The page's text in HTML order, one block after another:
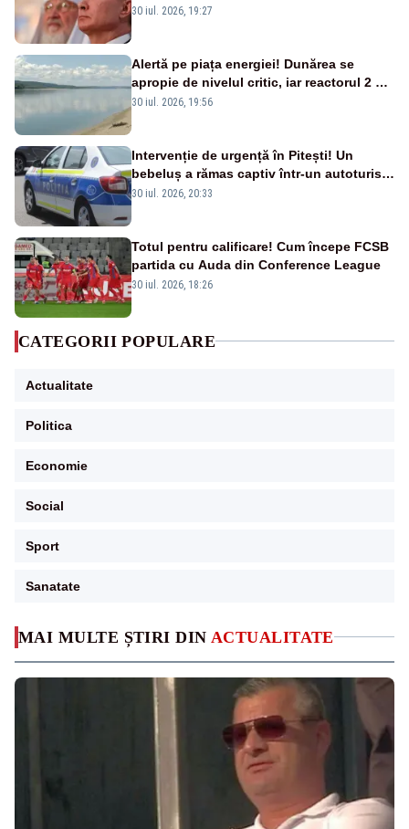
MAI MULTE ȘTIRI DIN ACTUALITATE
nouă carte
30 iul. 2026, 19:27
Alertă pe piața energiei! Dunărea se
apropie de nivelul critic, iar reactorul 2 de
la Cernavodă ar putea fi oprit
30 iul. 2026, 19:56
Intervenție de urgență în Pitești! Un
bebeluș a rămas captiv într-un autoturism
din cauza unei defecțiuni
30 iul. 2026, 20:33
Totul pentru calificare! Cum începe FCSB
partida cu Auda din Conference League
30 iul. 2026, 18:26
CATEGORII POPULARE
Actualitate
Politica
Economie
Social
Sport
Sanatate